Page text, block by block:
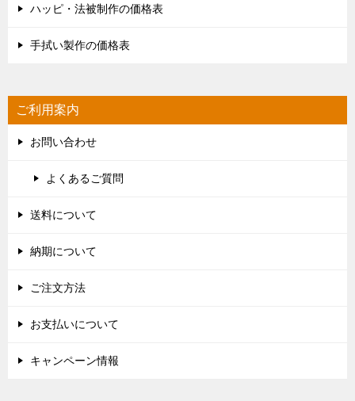
ハッピ・法被制作の価格表
手拭い製作の価格表
ご利用案内
お問い合わせ
よくあるご質問
送料について
納期について
ご注文方法
お支払いについて
キャンペーン情報